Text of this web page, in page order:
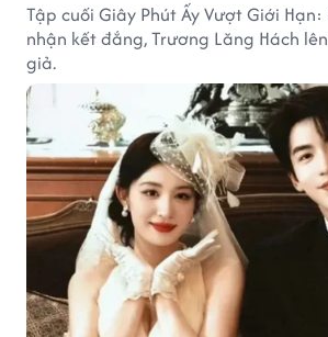
Tập cuối Giây Phút Ấy Vượt Giới
nhận kết đắng, Trương Lăng Hách
giả.